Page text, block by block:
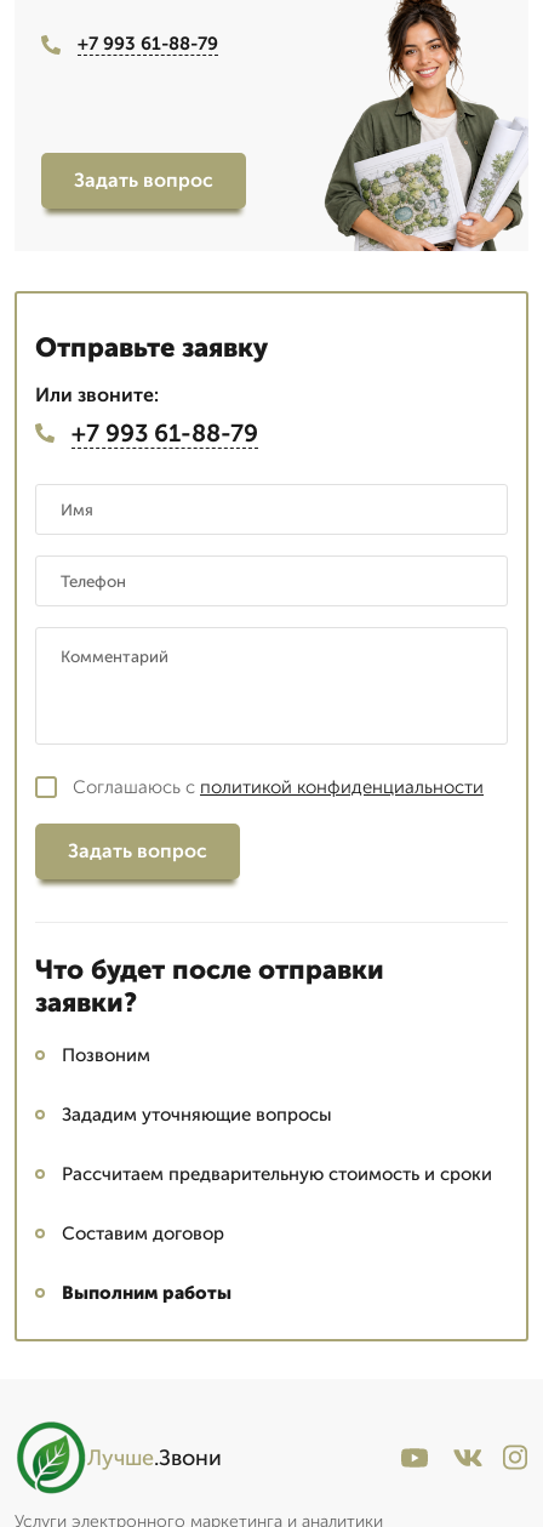
+7 993 61-88-79
Задать вопрос
Отправьте заявку
Или звоните:
+7 993 61-88-79
Соглашаюсь с политикой конфиденциальности
Задать вопрос
Что будет после отправки
заявки?
Позвоним
Зададим уточняющие вопросы
Рассчитаем предварительную стоимость и сроки
Составим договор
Выполним работы
Лучше.Звони
Услуги электронного маркетинга и аналитики